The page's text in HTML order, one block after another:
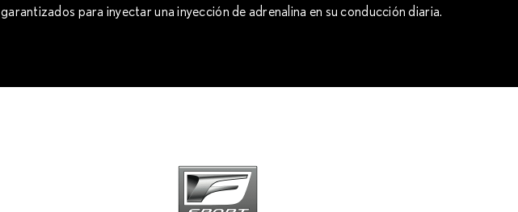
garantizados para inyectar una inyección de adrenalina en su conducción diaria.